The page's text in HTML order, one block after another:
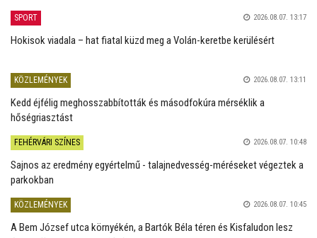
SPORT 2026.08.07. 13:17
Hokisok viadala – hat fiatal küzd meg a Volán-keretbe kerülésért
KÖZLEMÉNYEK 2026.08.07. 13:11
Kedd éjfélig meghosszabbították és másodfokúra mérséklik a
hőségriasztást
FEHÉRVÁRI SZÍNES 2026.08.07. 10:48
Sajnos az eredmény egyértelmű - talajnedvesség-méréseket végeztek a
parkokban
KÖZLEMÉNYEK 2026.08.07. 10:45
A Bem József utca környékén, a Bartók Béla téren és Kisfaludon lesz